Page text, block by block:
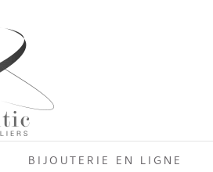
BIJOUTERIE EN LIGNE